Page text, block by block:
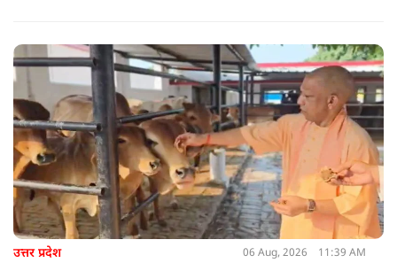
उत्तर प्रदेश 06 Aug, 2026 11:39 AM